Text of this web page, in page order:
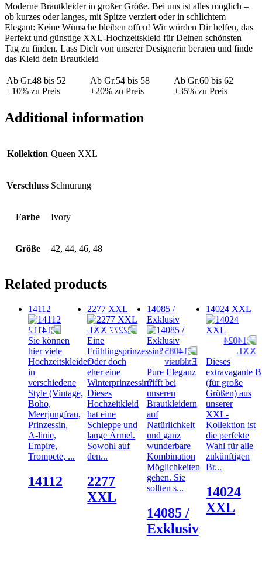
Moderne Brautkleider in großer Größe. Bei uns ist alles möglich –
ob kurzes oder langes, mit Spitze verziert oder in schlichtem
Elegant: Keine Wünsche bleiben offen! Wir würden Dir helfen, das
Perfekt und günstige XXL-Hochzeitskleid für Deinen schönsten
Tag zu finden. Lass Dich von unserer Designerin beraten und finde
das Kleid dein Brautkleid
Ab Gr.48 bis 52
+10% zu Preis
Ab Gr.54 bis 58
+20% zu Preis
Ab Gr.60 bis 62
+35% zu Preis
Additional information
Kollektion Queen XXL
Verschluss Schnürung
Farbe Ivory
Größe 42, 44, 46, 48
Related products
14112
Sie können
hier viele
Hochzeitskleider
in
verschiedene
Style (Vintage,
Boho,
Meerjungfrau,
Prinzessin,
A-linie,
Empire,
Trompete, ...
14112
2277 XXL
Eine
Frühlingsprinzessin?
Oder doch
eher eine
Winterprinzessin?
Dieses
Hochzeitkleid
hat eine
Schleppe und
lange Ärmel.
Sowohl auf
den...
2277
XXL
14085 /
Exklusiv
Pure Eleganz
trifft bei
unseren
Brautkleidern
auf
Natürlichkeit
und ganz
wunderbare
Kombination
Möglichkeiten
gehen. Sie
sollten s...
14085 /
Exklusiv
14024 XXL
Dieses
extravagante
(für große
Größen) aus
unserer
XXL-
Kollektion ist
die perfekte
Wahl für alle
zukünftigen
Br...
14024
XXL